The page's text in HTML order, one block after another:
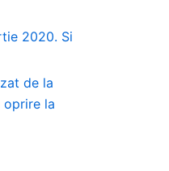
2020. Si
de la
oprire la